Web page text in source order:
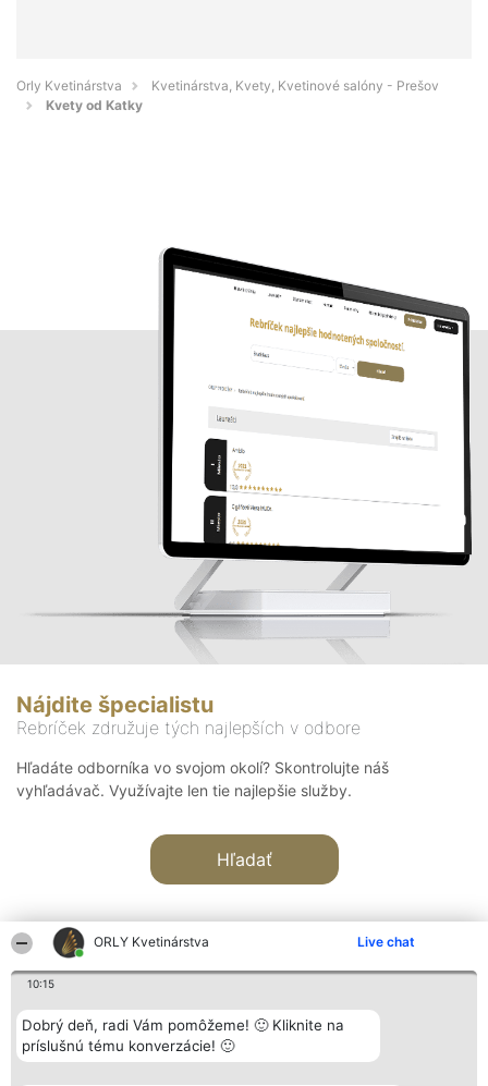
ORLY Kvetinárstva Live chat
10:15
Dobrý deň, radi Vám pomôžeme! 🙂 Kliknite na
príslušnú tému konverzácie! 🙂
Orly Kvetinárstva
Kvetinárstva, Kvety, Kvetinové salóny - Prešov
Kvety od Katky
Nájdite špecialistu
Rebríček združuje tých najlepších v odbore
Hľadáte odborníka vo svojom okolí? Skontrolujte náš
vyhľadávač. Využívajte len tie najlepšie služby.
Hľadať
Organizátor hodnotenia
Bright Side Solutions sp. z o.
o. sp. k.
Hodnotenie
Laureáti
Lista
Kontakt
Kontakt